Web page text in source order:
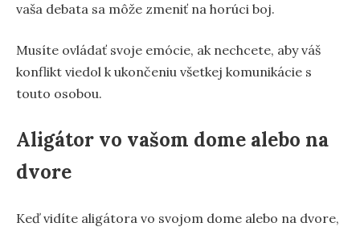
vaša debata sa môže zmeniť na horúci boj.
Musíte ovládať svoje emócie, ak nechcete, aby váš
konflikt viedol k ukončeniu všetkej komunikácie s
touto osobou.
Aligátor vo vašom dome alebo na
dvore
Keď vidíte aligátora vo svojom dome alebo na dvore,